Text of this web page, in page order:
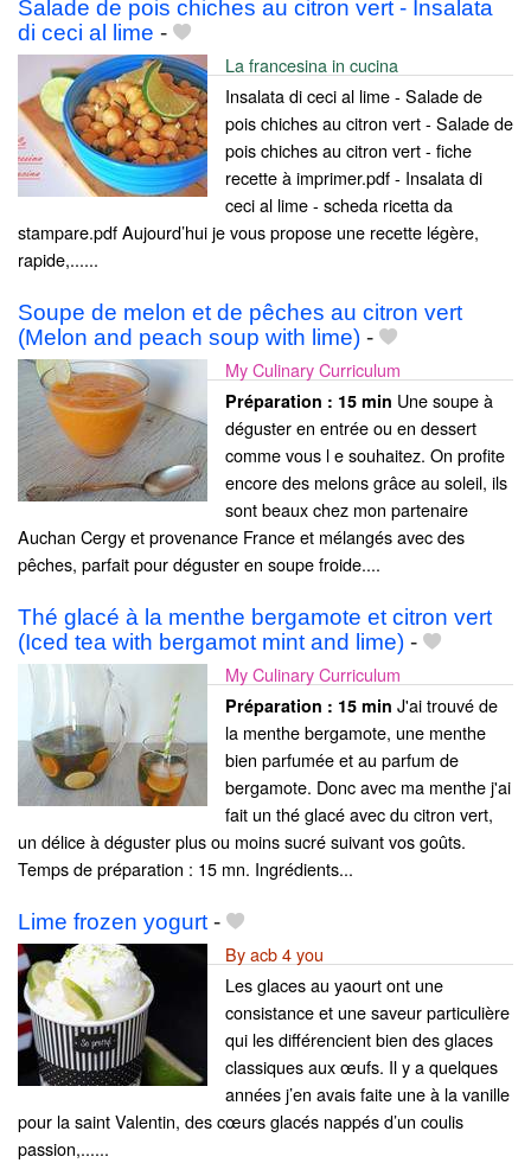
Salade de pois chiches au citron vert - Insalata
di ceci al lime -
La francesina in cucina
Insalata di ceci al lime - Salade de
pois chiches au citron vert - Salade de
pois chiches au citron vert - fiche
recette à imprimer.pdf - Insalata di
ceci al lime - scheda ricetta da
stampare.pdf Aujourd’hui je vous propose une recette légère,
rapide,......
Soupe de melon et de pêches au citron vert
(Melon and peach soup with lime) -
My Culinary Curriculum
Préparation : 15 min Une soupe à
déguster en entrée ou en dessert
comme vous l e souhaitez. On profite
encore des melons grâce au soleil, ils
sont beaux chez mon partenaire
Auchan Cergy et provenance France et mélangés avec des
pêches, parfait pour déguster en soupe froide....
Thé glacé à la menthe bergamote et citron vert
(Iced tea with bergamot mint and lime) -
My Culinary Curriculum
Préparation : 15 min J'ai trouvé de
la menthe bergamote, une menthe
bien parfumée et au parfum de
bergamote. Donc avec ma menthe j'ai
fait un thé glacé avec du citron vert,
un délice à déguster plus ou moins sucré suivant vos goûts.
Temps de préparation : 15 mn. Ingrédients...
Lime frozen yogurt-
By acb 4 you
Les glaces au yaourt ont une
consistance et une saveur particulière
qui les différencient bien des glaces
classiques aux œufs. Il y a quelques
années j’en avais faite une à la vanille
pour la saint Valentin, des cœurs glacés nappés d’un coulis
passion,......